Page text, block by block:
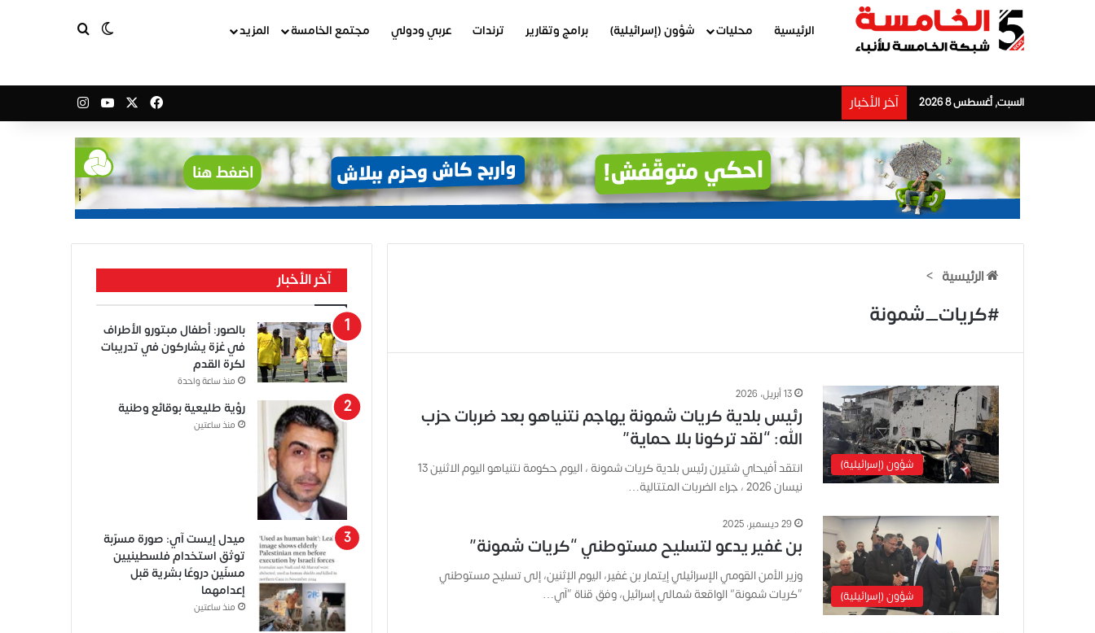
الرئيسية محليات شؤون (إسرائيلية) برامج وتقارير ترندات عربي ودولي مجتمع الخامسة المزيد الوضع المظلم
السبت, أغسطس 8 2026 آخر الأخبار فيسبوك ‫YouTube
الرئيسية >
#كريات_شمونة
شؤون (إسرائيلية)
13 أبريل، 2026
رئيس بلدية كريات شمونة يهاجم نتنياهو بعد ضربات حزب
الله: “لقد تركونا بلا حماية”
انتقد أفيحاي شتيرن رئيس بلدية كريات شمونة ، اليوم حكومة نتنياهو اليوم الاثنين 13
نيسان 2026 ، جراء الضربات المتتالية…
شؤون (إسرائيلية)
29 ديسمبر، 2025
بن غفير يدعو لتسليح مستوطني “كريات شمونة”
وزير الأمن القومي الإسرائيلي إيتمار بن غفير، اليوم الإثنين، إلى تسليح مستوطني
“كريات شمونة” الواقعة شمالي إسرائيل، وفق قناة “آي…
آخر الأخبار
بالصور: أطفال مبتورو الأطراف
في غزة يشاركون في تدريبات
لكرة القدم
منذ ساعة واحدة
رؤية طليعية بوقائع وطنية
منذ ساعتين
ميدل إيست آي: صورة مسرّبة
توثق استخدام فلسطينيين
مسنّين دروعًا بشرية قبل
إعدامهما
منذ ساعتين